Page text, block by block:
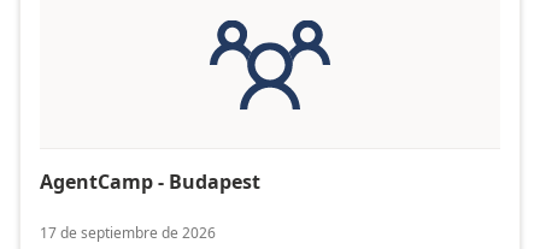
AgentCamp - Budapest
17 de septiembre de 2026